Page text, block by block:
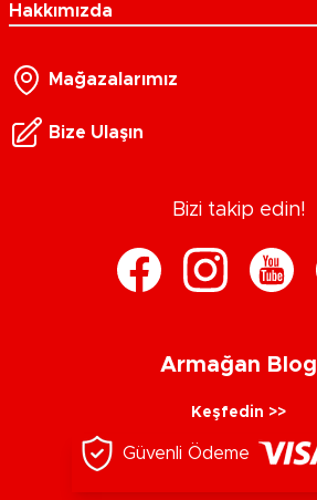
Hakkımızda
Mağazalarımız
Bize Ulaşın
Bizi takip edin!
Armağan Blog
Keşfedin >>
Güvenli Ödeme